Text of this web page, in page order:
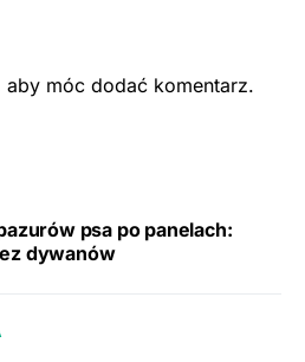
aby móc dodać komentarz.
psa po panelach:
dywanów